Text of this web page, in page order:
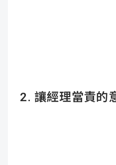
2. 讓經理當責的